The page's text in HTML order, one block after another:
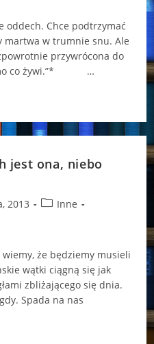
Chce podtrzymać
martwa w trumnie snu. Ale
przywrócona do
co żywi.”* …
jest ona, niebo
2013
PostInne
że będziemy musieli
wątki ciągną się jak
zbliżającego się dnia.
Spada na nas